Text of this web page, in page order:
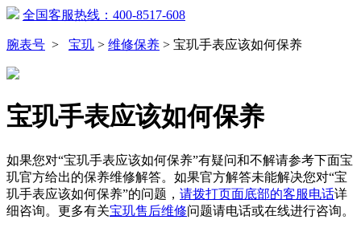
全国客服热线：400-8517-608
腕表号 > 宝玑 > 维修保养 > 宝玑手表应该如何保养
宝玑手表应该如何保养
如果您对“宝玑手表应该如何保养”有疑问和不解请参考下面宝
玑官方给出的保养维修解答。如果官方解答未能解决您对“宝
玑手表应该如何保养”的问题， 请拨打页面底部的客服电话详
细咨询。更多有关宝玑售后维修问题请电话或在线进行咨询。